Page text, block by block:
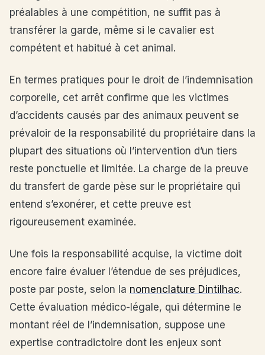
préalables à une compétition, ne suffit pas à
transférer la garde, même si le cavalier est
compétent et habitué à cet animal.
En termes pratiques pour le droit de l’indemnisation
corporelle, cet arrêt confirme que les victimes
d’accidents causés par des animaux peuvent se
prévaloir de la responsabilité du propriétaire dans la
plupart des situations où l’intervention d’un tiers
reste ponctuelle et limitée. La charge de la preuve
du transfert de garde pèse sur le propriétaire qui
entend s’exonérer, et cette preuve est
rigoureusement examinée.
Une fois la responsabilité acquise, la victime doit
encore faire évaluer l’étendue de ses préjudices,
poste par poste, selon la nomenclature Dintilhac.
Cette évaluation médico-légale, qui détermine le
montant réel de l’indemnisation, suppose une
expertise contradictoire dont les enjeux sont